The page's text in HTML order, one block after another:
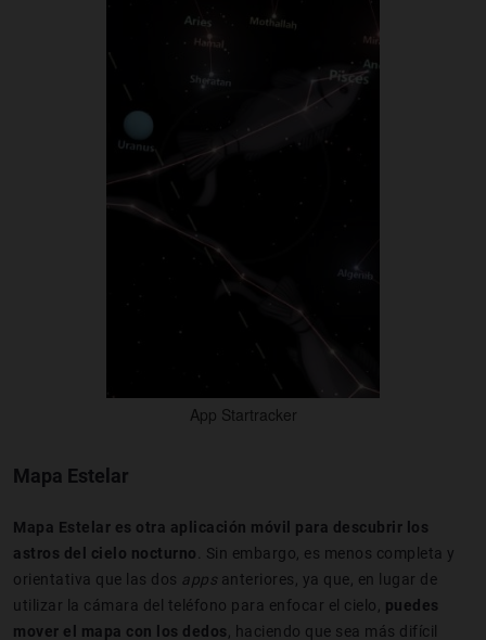
App Startracker
Mapa Estelar
Mapa Estelar es otra aplicación móvil para descubrir los
astros del cielo nocturno . Sin embargo, es menos completa y
orientativa que las dos apps anteriores, ya que, en lugar de
utilizar la cámara del teléfono para enfocar el cielo, puedes
mover el mapa con los dedos , haciendo que sea más difícil